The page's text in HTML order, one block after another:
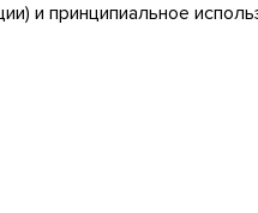
и принципиальное